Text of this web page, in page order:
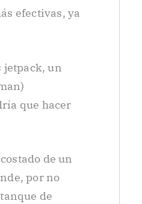
efectivas, ya
jetpack, un
que hacer
de un
por no
de